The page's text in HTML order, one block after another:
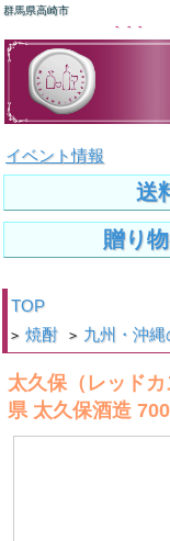
群馬県高崎市
---
イベント情報
送
贈り
TOP
> 焼酎 > 九州・沖縄
太久保（レッド
県 太久保酒造